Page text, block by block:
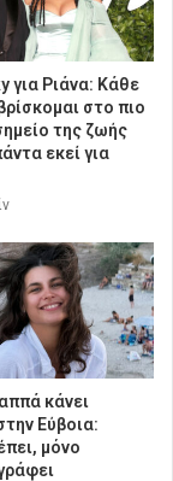
για Ριάνα: Κάθε
στο πιο
της ζωής
εκεί για
κάνει
Εύβοια:
μόνο